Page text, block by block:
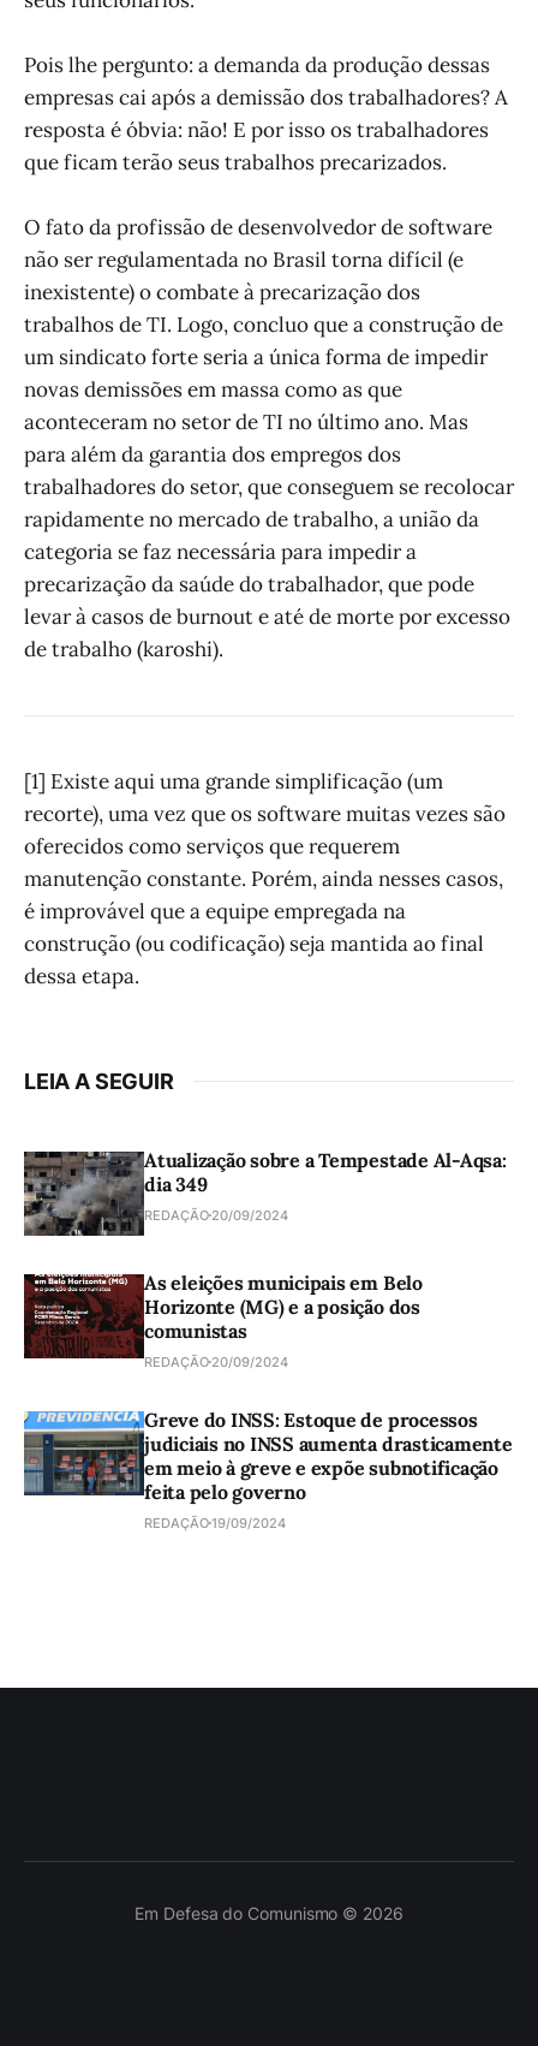
Pois lhe pergunto: a demanda da produção dessas
empresas cai após a demissão dos trabalhadores? A
resposta é óbvia: não! E por isso os trabalhadores
que ficam terão seus trabalhos precarizados.
O fato da profissão de desenvolvedor de software
não ser regulamentada no Brasil torna difícil (e
inexistente) o combate à precarização dos
trabalhos de TI. Logo, concluo que a construção de
um sindicato forte seria a única forma de impedir
novas demissões em massa como as que
aconteceram no setor de TI no último ano. Mas
para além da garantia dos empregos dos
trabalhadores do setor, que conseguem se recolocar
rapidamente no mercado de trabalho, a união da
categoria se faz necessária para impedir a
precarização da saúde do trabalhador, que pode
levar à casos de burnout e até de morte por excesso
de trabalho (karoshi).
[1] Existe aqui uma grande simplificação (um
recorte), uma vez que os software muitas vezes são
oferecidos como serviços que requerem
manutenção constante. Porém, ainda nesses casos,
é improvável que a equipe empregada na
construção (ou codificação) seja mantida ao final
dessa etapa.
LEIA A SEGUIR
Atualização sobre a Tempestade Al-Aqsa:
dia 349
REDAÇÃO 20/09/2024
As eleições municipais em Belo
Horizonte (MG) e a posição dos
comunistas
REDAÇÃO 20/09/2024
Greve do INSS: Estoque de processos
judiciais no INSS aumenta drasticamente
em meio à greve e expõe subnotificação
feita pelo governo
REDAÇÃO19/09/2024
Em Defesa do Comunismo © 2026